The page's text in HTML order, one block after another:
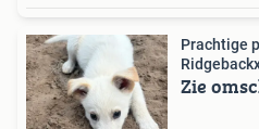
Prachtige
Zie